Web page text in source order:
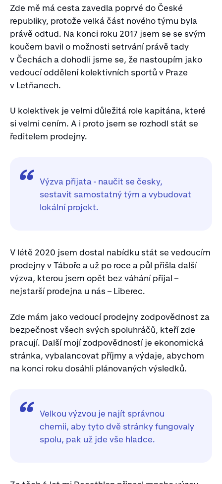
Zde mě má cesta zavedla poprvé do České
republiky, protože velká část nového týmu byla
právě odtud. Na konci roku 2017 jsem se se svým
koučem bavil o možnosti setrvání právě tady
v Čechách a dohodli jsme se, že nastoupím jako
vedoucí oddělení kolektivních sportů v Praze
v Letňanech.
U kolektivek je velmi důležitá role kapitána, které
si velmi cením. A i proto jsem se rozhodl stát se
ředitelem prodejny.
Výzva přijata - naučit se česky,
sestavit samostatný tým a vybudovat
lokální projekt.
V létě 2020 jsem dostal nabídku stát se vedoucím
prodejny v Táboře a už po roce a půl přišla další
výzva, kterou jsem opět bez váhání přijal –
nejstarší prodejna u nás – Liberec.
Zde mám jako vedoucí prodejny zodpovědnost za
bezpečnost všech svých spoluhráčů, kteří zde
pracují. Další mojí zodpovědností je ekonomická
stránka, vybalancovat příjmy a výdaje, abychom
na konci roku dosáhli plánovaných výsledků.
Velkou výzvou je najít správnou
chemii, aby tyto dvě stránky fungovaly
spolu, pak už jde vše hladce.